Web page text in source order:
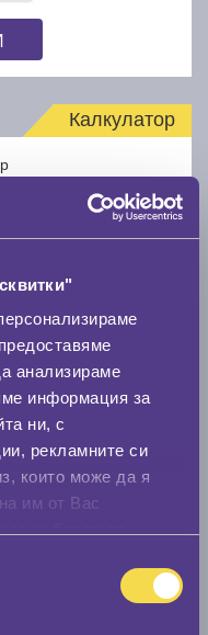
анализираме
информация за
ни, с
рекламните си
които може да я
им от Вас
Калкулатор